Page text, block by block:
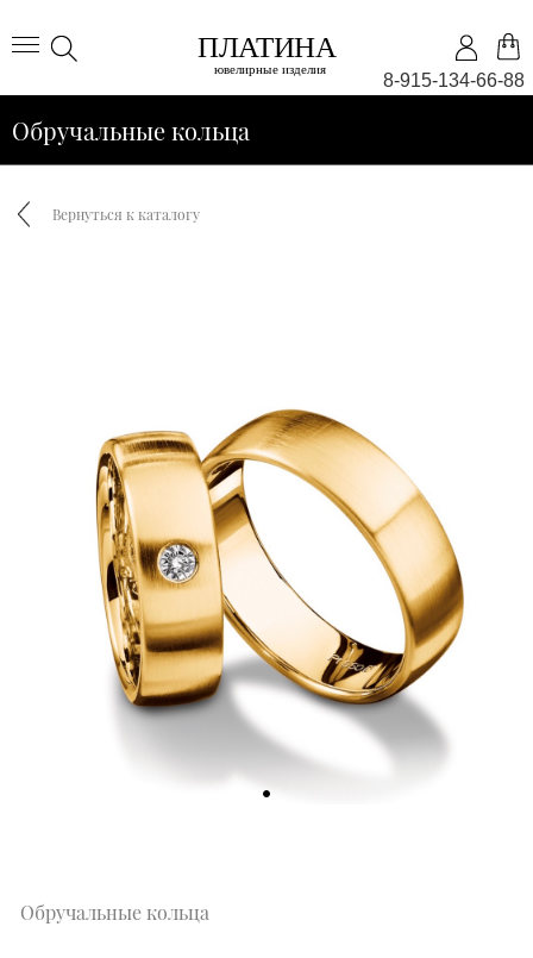
8-915-134-66-88
Обручальные кольца
Вернуться к каталогу
Обручальные кольца